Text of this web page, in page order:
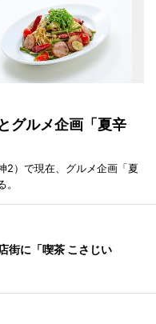
グルメ企画「夏辛
2）で現在、グルメ企画「夏
街に「喫茶 こさじい